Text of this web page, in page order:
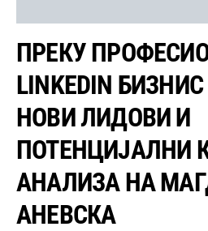
ПРЕКУ
LINKEDIN
НОВИ ЛИДОВИ И
ПОТЕНЦИЈАЛНИ
АНАЛИЗА НА
АНЕВСКА